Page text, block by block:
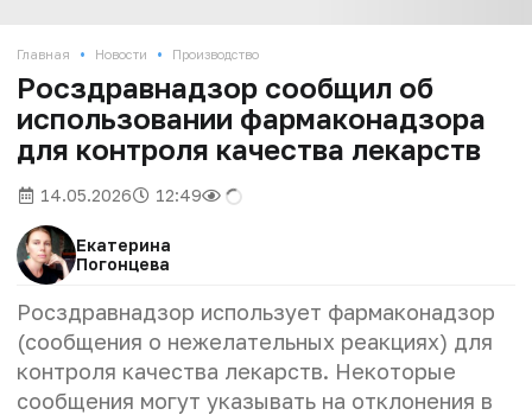
Главная • Новости • Производство
Росздравнадзор сообщил об
использовании фармаконадзора
для контроля качества лекарств
14.05.2026 12:49
Екатерина
Погонцева
Росздравнадзор использует фармаконадзор
(сообщения о нежелательных реакциях) для
контроля качества лекарств. Некоторые
сообщения могут указывать на отклонения в